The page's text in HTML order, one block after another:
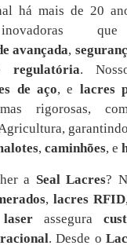
há mais de 20
que
avançada,
regulatória.
de aço, e lacres
rigorosas,
, caminhões, e
a Seal Lacres?
, lacres RFID
assegura
. Desde o